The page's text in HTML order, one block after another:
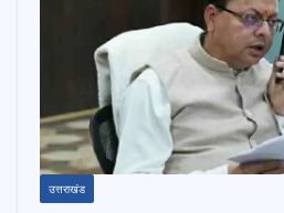
उत्तराखंड